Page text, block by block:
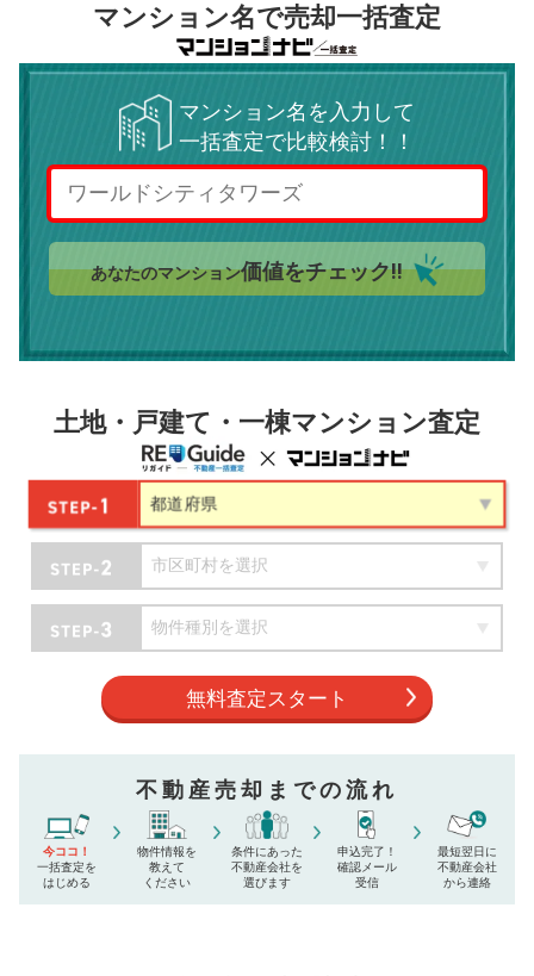
マンション名で売却一括査定
マンション名を入力して
一括査定で比較検討！！
あなたのマンション価値をチェック!!
土地・戸建て・一棟マンション査定
無料査定スタート
不動産売却までの流れ
今ココ！
一括査定を
はじめる
物件情報を
教えて
ください
条件にあった
不動産会社を
選びます
申込完了！
確認メール
受信
最短翌日に
不動産会社
から連絡